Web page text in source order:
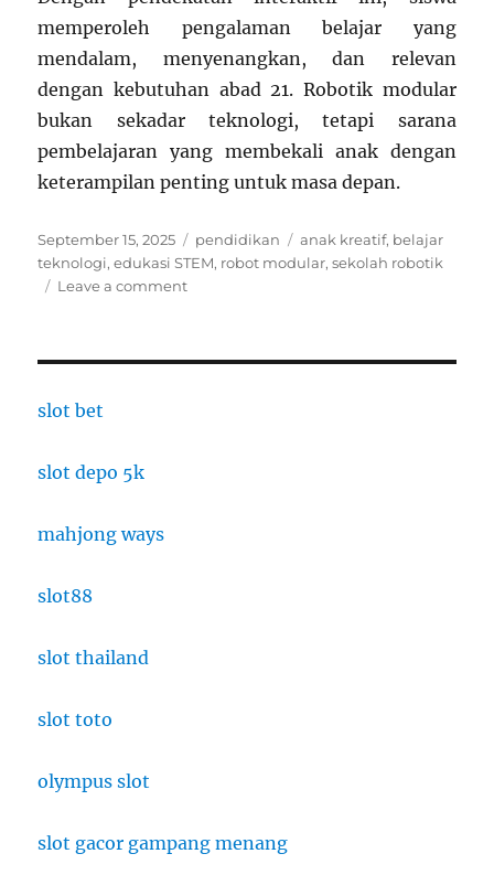
memperoleh pengalaman belajar yang
mendalam, menyenangkan, dan relevan
dengan kebutuhan abad 21. Robotik modular
bukan sekadar teknologi, tetapi sarana
pembelajaran yang membekali anak dengan
keterampilan penting untuk masa depan.
Posted
on
September 15, 2025 Categories
pendidikan Tags
anak kreatif, belajar
teknologi,edukasi STEM, robot modular,sekolah robotik
Leave a commenton
slot bet
slot depo 5k
mahjong ways
slot88
slot thailand
slot toto
olympus slot
slot gacor gampang menang